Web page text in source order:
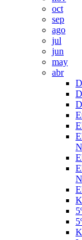
oct
sep
ago
jul
jun
may
abr